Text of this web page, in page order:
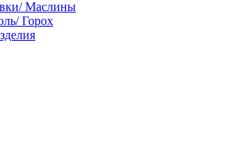
Маслины
Горох